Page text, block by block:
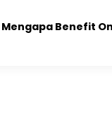
Mengapa Benefit